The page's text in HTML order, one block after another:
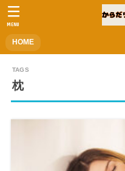
HOME
MENU
枕